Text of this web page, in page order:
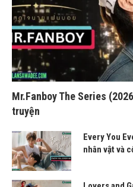
Mr.Fanboy The Series
truyện
Every You
nhân vật và